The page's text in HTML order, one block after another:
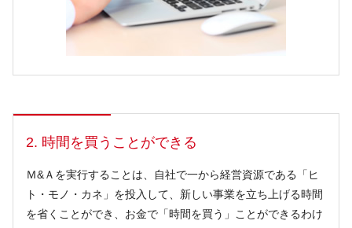
2. 時間を買うことができる
Ｍ&Ａを実行することは、自社で一から経営資源である「ヒ
ト・モノ・カネ」を投入して、新しい事業を立ち上げる時間
を省くことができ、お金で「時間を買う」ことができるわけ